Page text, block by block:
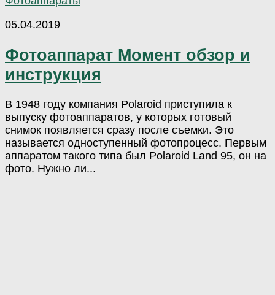
05.04.2019
Фотоаппарат Момент обзор и
инструкция
В 1948 году компания Polaroid приступила к
выпуску фотоаппаратов, у которых готовый
снимок появляется сразу после съемки. Это
называется одноступенный фотопроцесс. Первым
аппаратом такого типа был Polaroid Land 95, он на
фото. Нужно ли...